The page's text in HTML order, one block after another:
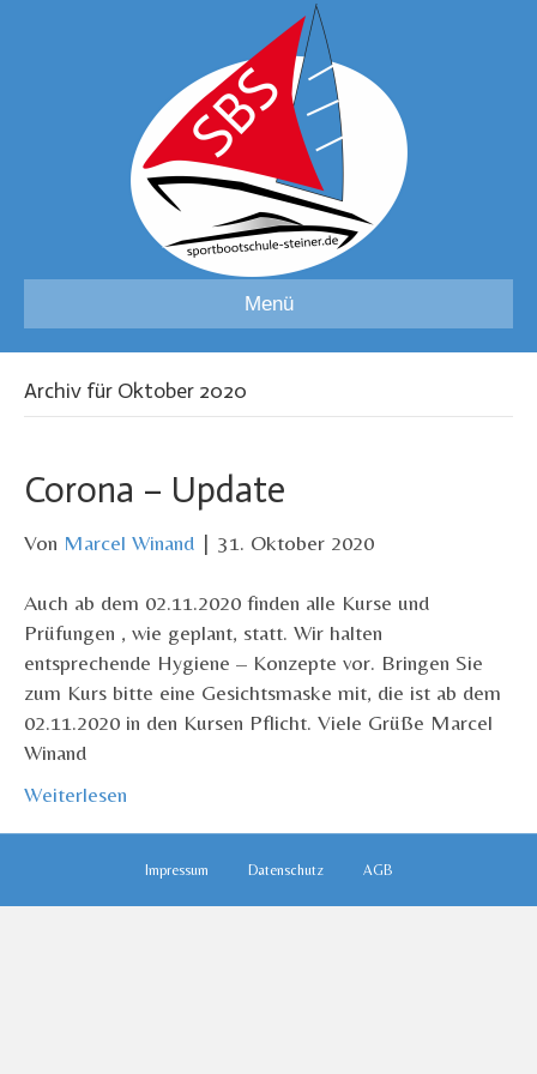
Menü
Archiv für Oktober 2020
Corona – Update
Von Marcel Winand | 31. Oktober 2020
Auch ab dem 02.11.2020 finden alle Kurse und
Prüfungen , wie geplant, statt. Wir halten
entsprechende Hygiene – Konzepte vor. Bringen Sie
zum Kurs bitte eine Gesichtsmaske mit, die ist ab dem
02.11.2020 in den Kursen Pflicht. Viele Grüße Marcel
Winand
Weiterlesen
Impressum Datenschutz AGB